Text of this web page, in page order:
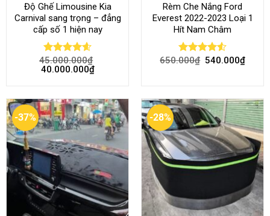
Độ Ghế Limousine Kia
Carnival sang trọng – đẳng
cấp số 1 hiện nay
Rated4.58
out of 5
45.000.000₫
40.000.000₫
Rèm Che Nắng Ford
Everest 2022-2023 Loại 1
Hít Nam Châm
Rated4.51
650.000₫ 540.000₫
-37% -28%